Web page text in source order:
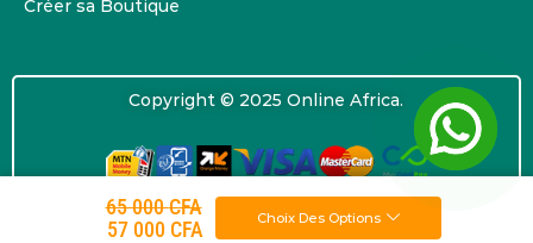
65 000CFA
57 000 CFA Choix Des Options
Créer sa Boutique
Copyright © 2025 Online Africa.